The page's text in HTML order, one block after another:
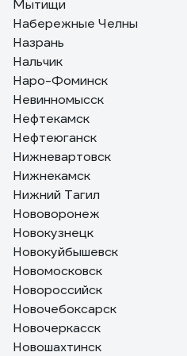
Мытищи
Набережные Челны
Назрань
Нальчик
Наро-Фоминск
Невинномысск
Нефтекамск
Нефтеюганск
Нижневартовск
Нижнекамск
Нижний Тагил
Нововоронеж
Новокузнецк
Новокуйбышевск
Новомосковск
Новороссийск
Новочебоксарск
Новочеркасск
Новошахтинск